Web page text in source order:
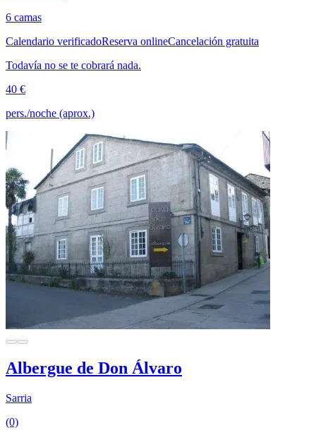
6 camas
Calendario verificadoReserva onlineCancelación gratuita
Todavía no se te cobrará nada.
40 €
pers./noche (aprox.)
Albergue de Don Álvaro
Sarria
(0)